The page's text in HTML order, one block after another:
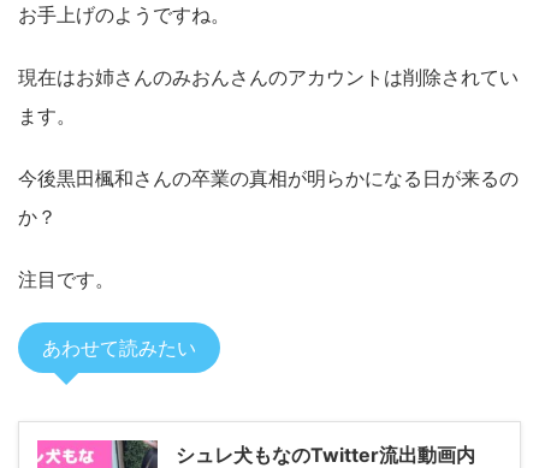
お手上げのようですね。
現在はお姉さんのみおんさんのアカウントは削除されてい
ます。
今後黒田楓和さんの卒業の真相が明らかになる日が来るの
か？
注目です。
あわせて読みたい
シュレ犬もなのTwitter流出動画内